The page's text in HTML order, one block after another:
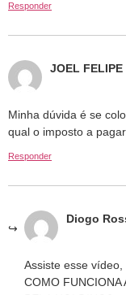
Responder
JOEL FELIPE
Minha dúvida é se
qual o imposto a
Responder
Diogo
Assiste esse
COMO FUNCIONA